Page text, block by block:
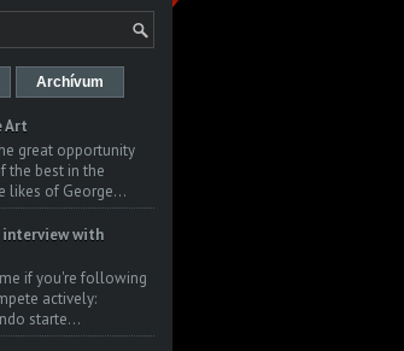
Archívum
Art
great opportunity
the best in the
likes of George...
interview with
if you're following
actively:
starte...